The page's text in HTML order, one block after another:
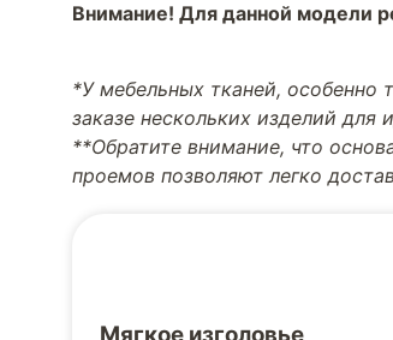
Внимание! Для данной модели
*У мебельных тканей, особенно
заказе нескольких изделий для
**Обратите внимание, что
проемов позволяют легко